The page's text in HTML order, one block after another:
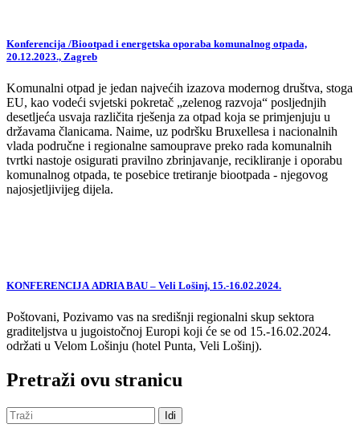
Konferencija /Biootpad i energetska oporaba komunalnog otpada,
20.12.2023., Zagreb
Komunalni otpad je jedan najvećih izazova modernog društva, stoga
EU, kao vodeći svjetski pokretač „zelenog razvoja“ posljednjih
desetljeća usvaja različita rješenja za otpad koja se primjenjuju u
državama članicama. Naime, uz podršku Bruxellesa i nacionalnih
vlada područne i regionalne samouprave preko rada komunalnih
tvrtki nastoje osigurati pravilno zbrinjavanje, recikliranje i oporabu
komunalnog otpada, te posebice tretiranje biootpada - njegovog
najosjetljivijeg dijela.
KONFERENCIJA ADRIA BAU – Veli Lošinj, 15.-16.02.2024.
Poštovani, Pozivamo vas na središnji regionalni skup sektora
graditeljstva u jugoistočnoj Europi koji će se od 15.-16.02.2024.
održati u Velom Lošinju (hotel Punta, Veli Lošinj).
Pretraži ovu stranicu